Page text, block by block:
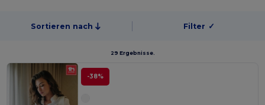
Sortieren nach Filter ✓
29 Ergebnisse.
-38%